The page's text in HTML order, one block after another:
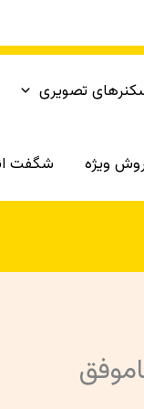
تصویری
ویژه شگفت